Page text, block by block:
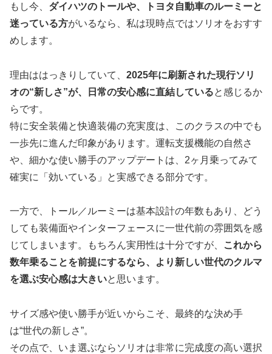
もし今、 ダイハツのトールや、トヨタ自動車のルーミーと
迷っている方がいるなら、私は現時点ではソリオをおすす
めします。
理由ははっきりしていて、 2025年に刷新された現行ソリ
オの“新しさ”が、日常の安心感に直結していると感じるか
らです。
特に安全装備と快適装備の充実度は、このクラスの中でも
一歩先に進んだ印象があります。運転支援機能の自然さ
や、細かな使い勝手のアップデートは、2ヶ月乗ってみて
確実に「効いている」と実感できる部分です。
一方で、トール／ルーミーは基本設計の年数もあり、どう
しても装備面やインターフェースに一世代前の雰囲気を感
じてしまいます。もちろん実用性は十分ですが、
これから
数年乗ることを前提にするなら、より新しい世代のクルマ
を選ぶ安心感は大きいと思います。
サイズ感や使い勝手が近いからこそ、最終的な決め手
は“世代の新しさ”。
その点で、いま選ぶならソリオは非常に完成度の高い選択